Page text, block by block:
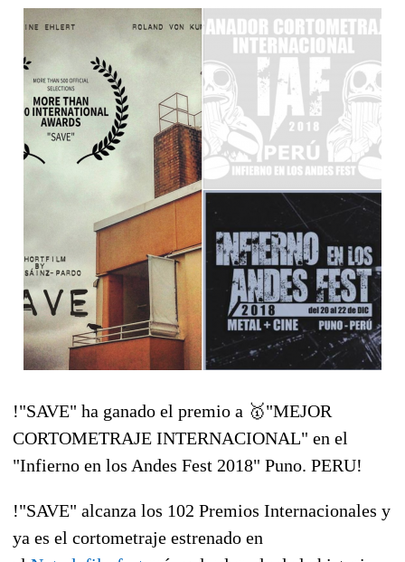
!"SAVE" ha ganado el premio a 🥇"MEJOR
CORTOMETRAJE INTERNACIONAL" en el
"Infierno en los Andes Fest 2018" Puno. PERU!
!"SAVE" alcanza los 102 Premios Internacionales y
ya es el cortometraje estrenado en